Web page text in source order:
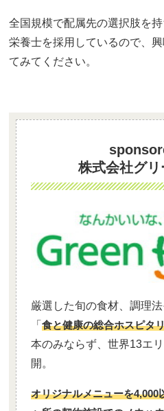
全国規模で配属先の選択肢を
栄養士を採用しているので、
てみてください。
株式会社グリ
厳選した旬の食材、調理
「食と健康の総合ホスピタ
本のみならず、世界13エ
開。
オリジナルメニューを4,000